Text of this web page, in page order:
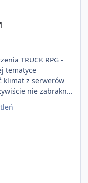
tematyce
klimat z serwerów
nie zabraknie
coś innego niż